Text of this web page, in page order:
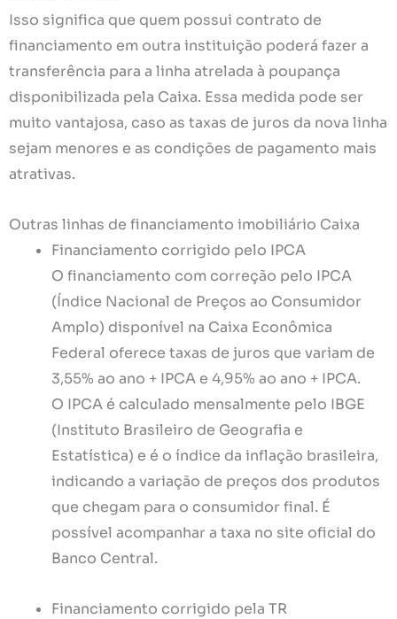
Isso significa que quem possui contrato de
financiamento em outra instituição poderá fazer a
transferência para a linha atrelada à poupança
disponibilizada pela Caixa. Essa medida pode ser
muito vantajosa, caso as taxas de juros da nova linha
sejam menores e as condições de pagamento mais
atrativas.
Outras linhas de financiamento imobiliário Caixa
Financiamento corrigido pelo IPCA
O financiamento com correção pelo IPCA
(Índice Nacional de Preços ao Consumidor
Amplo) disponível na Caixa Econômica
Federal oferece taxas de juros que variam de
3,55% ao ano + IPCA e 4,95% ao ano + IPCA.
O IPCA é calculado mensalmente pelo IBGE
(Instituto Brasileiro de Geografia e
Estatística) e é o índice da inflação brasileira,
indicando a variação de preços dos produtos
que chegam para o consumidor final. É
possível acompanhar a taxa no site oficial do
Banco Central.
Financiamento corrigido pela TR